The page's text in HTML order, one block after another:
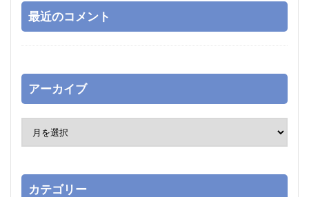
最近のコメント
アーカイブ
カテゴリー